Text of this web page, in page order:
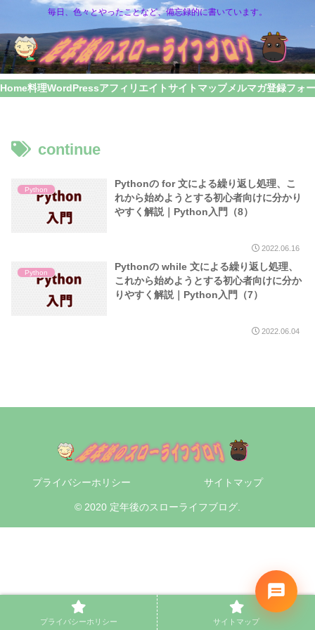
毎日、色々とやったことなど、備忘録的に書いています。
Home料理WordPressアフィリエイトサイトマップメルマガ登録フォ
continue
Python
Pythonの for 文による繰り返し処理、こ
れから始めようとする初心者向けに分かり
やすく解説｜Python入門（8）
2022.06.16
Python
Pythonの while 文による繰り返し処理、
これから始めようとする初心者向けに分か
りやすく解説｜Python入門（7）
2022.06.04
プライバシーホリシー サイトマップ
© 2020 定年後のスローライフブログ.
プライバシーホリシー サイトマップ